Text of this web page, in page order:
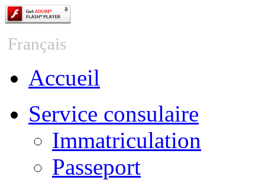
Français
Accueil
Service consulaire
Immatriculation
Passeport